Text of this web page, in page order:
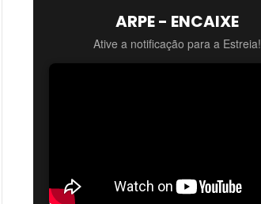
ARPE - ENCAIXE
Ative a notificação para a Estreia!